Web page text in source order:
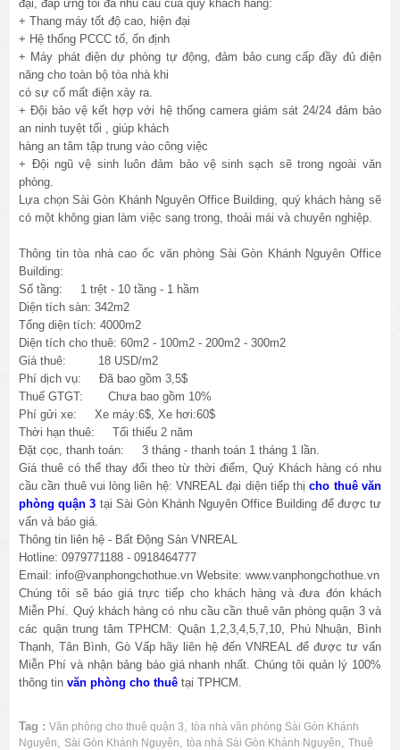
đại, đáp ứng tối đa nhu cầu của quý khách hàng:
+ Thang máy tốt độ cao, hiện đại
+ Hệ thống PCCC tố, ổn định
+ Máy phát điện dự phòng tự động, đảm bảo cung cấp đầy đủ điện
năng cho toàn bộ tòa nhà khi
có sự cố mất điện xảy ra.
+ Đội bảo vệ kết hợp với hệ thống camera giám sát 24/24 đảm bảo
an ninh tuyệt tối , giúp khách
hàng an tâm tập trung vào công việc
+ Đội ngũ vệ sinh luôn đảm bảo vệ sinh sạch sẽ trong ngoài văn
phòng.
Lựa chọn Sài Gòn Khánh Nguyên Office Building, quý khách hàng sẽ
có một không gian làm việc sang trong, thoải mái và chuyên nghiệp.
Thông tin tòa nhà cao ốc văn phòng Sài Gòn Khánh Nguyên Office
Building:
Số tầng: 1 trệt - 10 tầng - 1 hầm
Diện tích sàn: 342m2
Tổng diện tích: 4000m2
Diện tích cho thuê: 60m2 - 100m2 - 200m2 - 300m2
Giá thuê: 18 USD/m2
Phí dịch vụ: Đã bao gồm 3,5$
Thuế GTGT: Chưa bao gồm 10%
Phí gửi xe: Xe máy:6$, Xe hơi:60$
Thời hạn thuê: Tối thiểu 2 năm
Đặt cọc, thanh toán: 3 tháng - thanh toán 1 tháng 1 lần.
Giá thuê có thể thay đổi theo từ thời điểm, Quý Khách hàng có nhu
cầu cần thuê vui lòng liên hệ: VNREAL đại diện tiếp thịcho thuê văn
phòng quận 3 tại Sài Gòn Khánh Nguyên Office Building để được tư
vấn và báo giá.
Thông tin liên hệ - Bất Động Sản VNREAL
Hotline: 0979771188 - 0918464777
Email: info@vanphongchothue.vn Website: www.vanphongchothue.vn
Chúng tôi sẽ báo giá trực tiếp cho khách hàng và đưa đón khách
Miễn Phí. Quý khách hàng có nhu cầu cần thuê văn phòng quận 3 và
các quận trung tâm TPHCM: Quận 1,2,3,4,5,7,10, Phú Nhuận, Bình
Thạnh, Tân Bình, Gò Vấp hãy liên hệ đến VNREAL để được tư vấn
Miễn Phí và nhận bảng báo giá nhanh nhất. Chúng tôi quản lý 100%
thông tinvăn phòng cho thuê tại TPHCM.
Tag : Văn phòng cho thuê quận 3,tòa nhà văn phòng Sài Gòn Khánh
Nguyên, Sài Gòn Khánh Nguyên,tòa nhà Sài Gòn Khánh Nguyên,Thuê